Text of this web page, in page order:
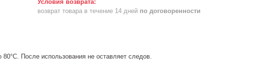
возврат товара в течение 14 дней по договоренности
После использования не оставляет следов.